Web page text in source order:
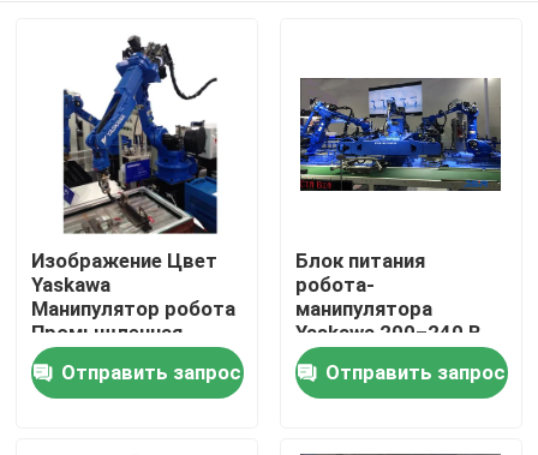
Дом
Продукты
Изображение Цвет
Yaskawa
Манипулятор робота
Промышленная
автоматизация
Манипулятор робота
для промышленного
Отправить запрос
Блок питания
робота-
манипулятора
Yaskawa 200–240 В
переменного тока с
1-летней гарантией
на основные
Отправить запрос